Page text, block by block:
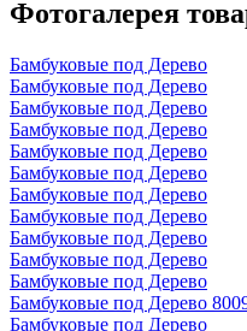
Фотогалерея
Бамбуковые под Дерево
Бамбуковые под Дерево
Бамбуковые под Дерево
Бамбуковые под Дерево
Бамбуковые под Дерево
Бамбуковые под Дерево
Бамбуковые под Дерево
Бамбуковые под Дерево
Бамбуковые под Дерево
Бамбуковые под Дерево
Бамбуковые под Дерево
Бамбуковые под Дерево
Бамбуковые под Дерево